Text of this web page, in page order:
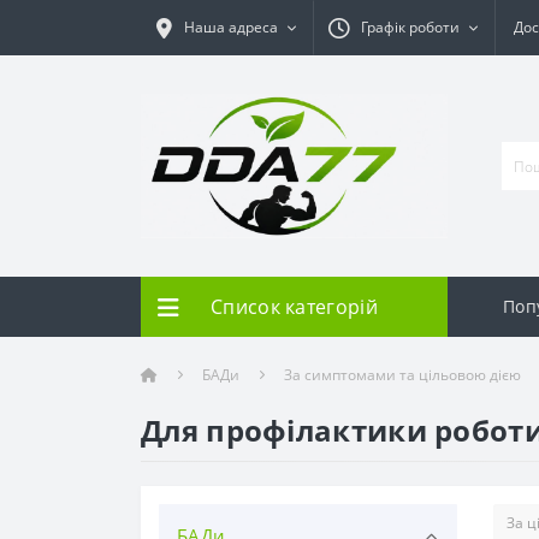
Наша адреса Графік роботи
Список категорій
БАДи За симптомами та цільовою дією
Для профілактики